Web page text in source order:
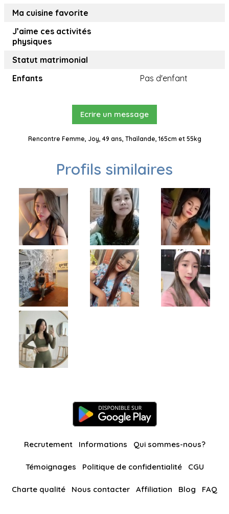
Ma cuisine favorite
J’aime ces activités
physiques
Statut matrimonial
Enfants
Pas d'enfant
Ecrire un message
Rencontre Femme, Joy, 49 ans, Thaïlande, 165cm et 55kg
Profils similaires
Recrutement Informations Qui sommes-nous?
Témoignages Politique de confidentialité CGU
Charte qualité Nous contacter Affiliation Blog FAQ